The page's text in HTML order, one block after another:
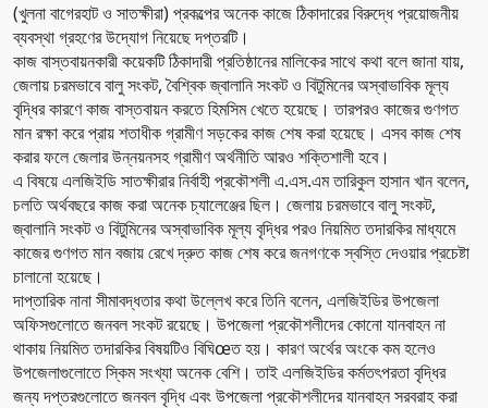
(খুলনা বাগেরহাট ও সাতক্ষীরা) প্রকল্পের অনেক কাজে ঠিকাদারের বিরুদ্ধে প্রয়োজনীয়
ব্যবস্থা গ্রহণের উদ্যোগ নিয়েছে দপ্তরটি।
কাজ বাস্তবায়নকারী কয়েকটি ঠিকাদারী প্রতিষ্ঠানের মালিকের সাথে কথা বলে জানা যায়,
জেলায় চরমভাবে বালু সংকট, বৈশ্বিক জ্বালানি সংকট ও বিটুমিনের অস্বাভাবিক মূল্য
বৃদ্ধির কারণে কাজ বাস্তবায়ন করতে হিমসিম খেতে হয়েছে। তারপরও কাজের গুণগত
মান রক্ষা করে প্রায় শতাধীক গ্রামীণ সড়কের কাজ শেষ করা হয়েছে। এসব কাজ শেষ
করার ফলে জেলার উন্নয়নসহ গ্রামীণ অর্থনীতি আরও শক্তিশালী হবে।
এ বিষয়ে এলজিইডি সাতক্ষীরার নির্বাহী প্রকৌশলী এ.এস.এম তারিকুল হাসান খান বলেন,
চলতি অর্থবছরে কাজ করা অনেক চ্যালেঞ্জের ছিল। জেলায় চরমভাবে বালু সংকট,
জ্বালানি সংকট ও বিটুমিনের অস্বাভাবিক মূল্য বৃদ্ধির পরও নিয়মিত তদারকির মাধ্যমে
কাজের গুণগত মান বজায় রেখে দ্রুত কাজ শেষ করে জনগণকে স্বস্তি দেওয়ার প্রচেষ্টা
চালানো হয়েছে।
দাপ্তারিক নানা সীমাবদ্ধতার কথা উল্লেখ করে তিনি বলেন, এলজিইডির উপজেলা
অফিসগুলোতে জনবল সংকট রয়েছে। উপজেলা প্রকৌশলীদের কোনো যানবাহন না
থাকায় নিয়মিত তদারকির বিষয়টিও বিঘিœত হয়। কারণ অর্থের অংকে কম হলেও
উপজেলাগুলোতে স্কিম সংখ্যা অনেক বেশি। তাই এলজিইডির কর্মতৎপরতা বৃদ্ধির
জন্য দপ্তরগুলোতে জনবল বৃদ্ধি এবং উপজেলা প্রকৌশলীদের যানবাহন সরবরাহ করা